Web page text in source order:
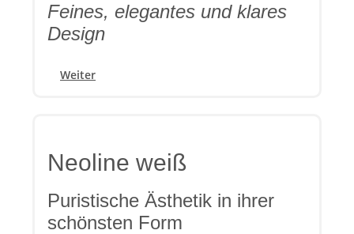
Feines, elegantes und klares
Design
Weiter
Neoline weiß
Puristische Ästhetik in ihrer
schönsten Form